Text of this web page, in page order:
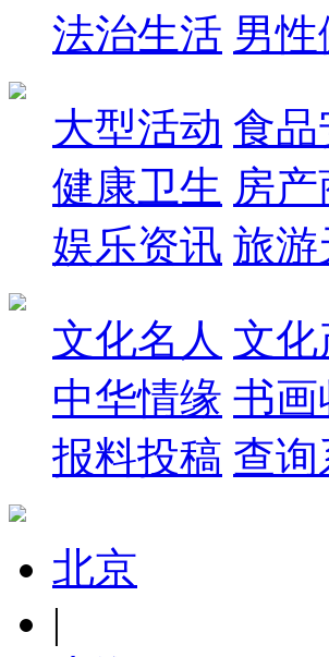
法治生活 男
大型活动 食品
健康卫生 房
娱乐资讯 旅游
文化名人 文化
中华情缘 书画
报料投稿 查
北京
|